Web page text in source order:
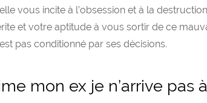
vous incite à l’obsession et à la
et votre aptitude à vous sortir de ce
pas conditionné par ses décisions.
mon ex je n’arrive pas